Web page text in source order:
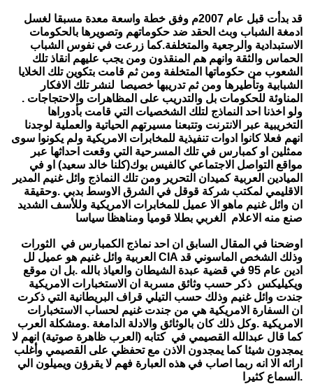
قد بدأت قبل عام 2007م وفق خطة واسعة معدة مسبقا لغسل
ادمغة الشباب وبث الحقد ضد حكوماتهم وتصويرها بالحكومات
الاستبدادية والرجعية والمتخلفة.كما زرعت في نفوس الشباب
الحماس والثقة وانهم هم المنقذون ومن يجب عليهم انقاذ تلك
الشعوب من حكوماتها المتخلفة ومن ثم قامت بتكوين تلك الخلايا
الشبابية وتأطيرها ومن ثم تدريبها خصيصا لنشر تلك الافكار
المناوئة للحكومات بل والتدريب على المظاهرات والاحتجاجات .
ولو اخذنا احد النماذج لتلك الشخصيات التي قامت بأدوراها
التخريبية عبر الانترنت وتتبعنا مسيرتهم الحياتية والعملية لوجدنا
انهم فعلا كانوا ادوات تنفيذية للمخابرات الامريكية ولم يكونوا سوى
ممثلين او كمبارس في تلك المسرحية التي وقعت احداثها عبر
مواقع التواصل الاجتماعي كالفيس بوك(كلنا خالد سعيد) او في
الميادين العربية كميدان التحرير ومن تلك النماذج وائل غنيم المدير
الاقليمي لمكتب شركة قوقل في الشرق الاوسط بدبي .وحقيقة
ان وائل غنيم ماهو الا عميل للمخابرات الامريكية وللأسف الشديد
صنع منه الاعلام الغربي بطلا قوميا ومناهظا سياسا
اوضحنا في المقال السابق ان احد نماذج الكمبارس في الثورات
العربية وائل غنيم هو عميل لل CIA وذلك الشخص الماسوني قد
ادين عام 95 في قضية عبدة الشيطان والعياذ بالله .بل ان موقع
ويكيليكس ذكر حسب وثائق مسربة ان الاستخبارات الامريكية
جندت وائل غنيم وذلك حسب التيلي قراف البريطانية التي ذكرت
ان السفارة الامريكية هي من جندت غنيم لحساب الاستخبارات
الامريكية .وكل ذلك كان بالوثائق والادلة الدامغة .ومشكلة العرب
كما قال عبدالله القصيمي في كتابه (العرب ظاهرة صوتية) انهم لا
يمجدون شيئا كما يمجدون الاذن مع تحفظي على القصيمي وأغلب
ارائه الا انه ربما اصاب في هذه العبارة فهم لا يقرؤن ويميلون الي
السماع كثير .